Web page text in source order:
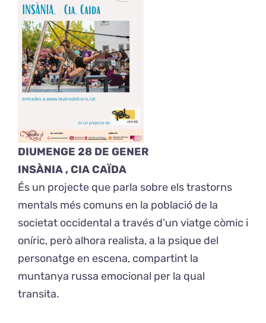
DIUMENGE 28 DE GENER
INSÀNIA , CIA CAÏDA
És un projecte que parla sobre els trastorns
mentals més comuns en la població de la
societat occidental a través d’un viatge còmic i
oníric, però alhora realista, a la psique del
personatge en escena, compartint la
muntanya russa emocional per la qual
transita.